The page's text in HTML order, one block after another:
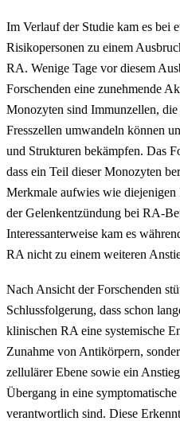
Im Verlauf der Studie kam es bei
Risikopersonen zu einem
RA. Wenige Tage vor diesem
Forschenden eine zunehmende
Monozyten sind Immunzellen,
Fresszellen umwandeln können
und Strukturen bekämpfen. Das
dass ein Teil dieser Monozyten
Merkmale aufwies wie diejenigen
der Gelenkentzündung bei RA-
Interessanterweise kam es
RA nicht zu einem weiteren
Nach Ansicht der Forschenden
Schlussfolgerung, dass schon
klinischen RA eine systemische
Zunahme von Antikörpern,
zellulärer Ebene sowie ein
Übergang in eine
verantwortlich sind. Diese